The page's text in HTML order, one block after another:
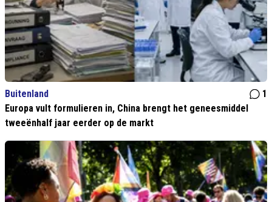
Buitenland
1
Europa vult formulieren in, China brengt het geneesmiddel
tweeënhalf jaar eerder op de markt